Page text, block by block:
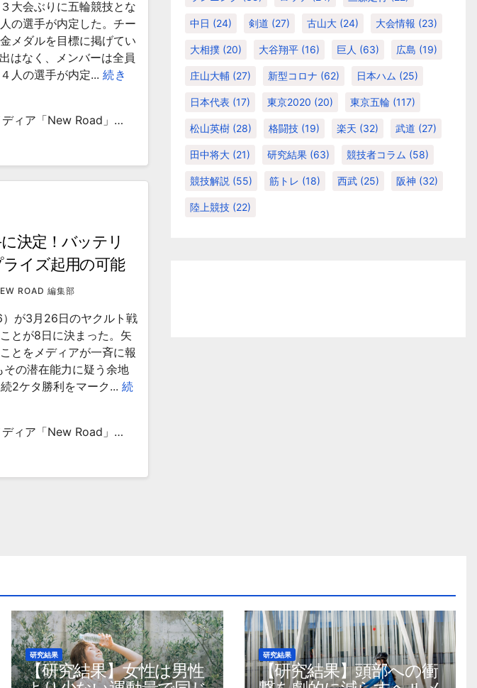
大会ぶりに五輪競技とな
の選手が内定した。チー
メダルを目標に掲げてい
はなく、メンバーは全員
人の選手が内定... 続き
ィア「New Road」…
決定！バッテリ
イズ起用の可能
ROAD 編集部
が3月26日のヤクルト戦
とが8日に決まった。矢
とをメディアが一斉に報
の潜在能力に疑う余地
2ケタ勝利をマーク... 続
ィア「New Road」…
中日 (24) 剣道 (27) 古山大 (24) 大会情報 (23)
大相撲 (20) 大谷翔平 (16) 巨人 (63) 広島 (19)
庄山大輔 (27) 新型コロナ (62) 日本ハム (25)
日本代表 (17) 東京2020 (20) 東京五輪 (117)
松山英樹 (28) 格闘技 (19) 楽天 (32) 武道 (27)
田中将大 (21) 研究結果 (63) 競技者コラム (58)
競技解説 (55) 筋トレ (18) 西武 (25) 阪神 (32)
陸上競技 (22)
研究結果
【研究結果】女性は男性
研究結果
【研究結果】頭部への衝